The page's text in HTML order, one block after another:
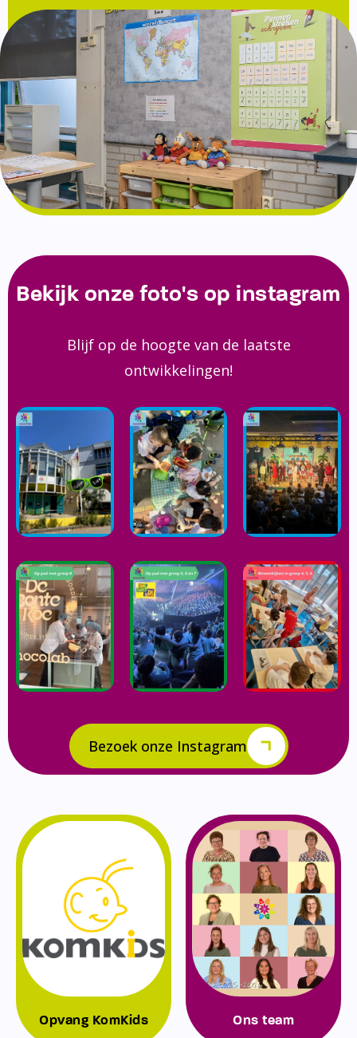
Bekijk onze foto's op instagram
Blijf op de hoogte van de laatste
ontwikkelingen!
Bezoek onze Instagram
Opvang KomKids Ons team